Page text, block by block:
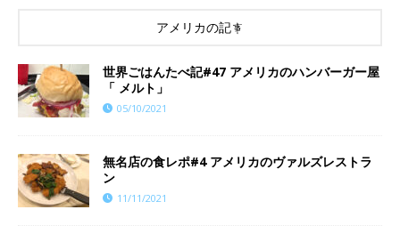
アメリカの記事
世界ごはんたべ記#47 アメリカのハンバーガー屋
「 メルト」
05/10/2021
​​無名店の食レポ#4 アメリカのヴァルズレストラ
ン
11/11/2021